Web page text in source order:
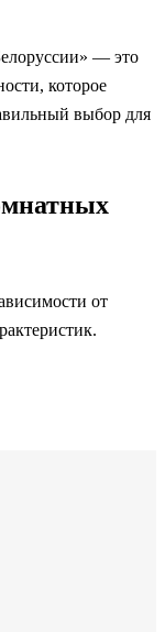
— это
которое
выбор для
от